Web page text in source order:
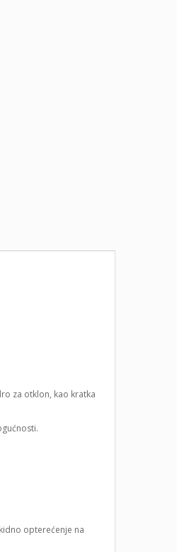
za otklon, kao kratka
opterećenje na